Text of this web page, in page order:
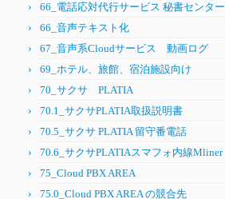
66_電話応対代行サービス 秘書センター
66_音声テキスト化
67_音声系Cloudサービス 動画ログ
69_ホテル、旅館、宿泊施設向け
70_サクサ PLATIA
70.1_サクサPLATIA取扱説明書
70.5_サクサ PLATIA 留守番電話
70.6_サクサPLATIAスマフォ内線Mliner
75_Cloud PBX AREA
75.0_Cloud PBX AREA の競合先